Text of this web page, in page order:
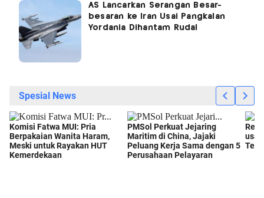
AS Lancarkan Serangan Besar-
besaran ke Iran Usai Pangkalan
Yordania Dihantam Rudal